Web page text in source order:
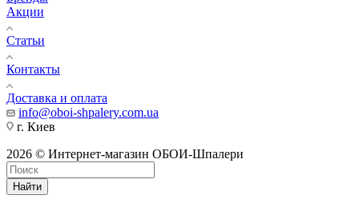
Акции
Статьи
Контакты
Доставка и оплата
info@oboi-shpalery.com.ua
г. Киев
2026 © Интернет-магазин ОБОИ-Шпалери
Найти